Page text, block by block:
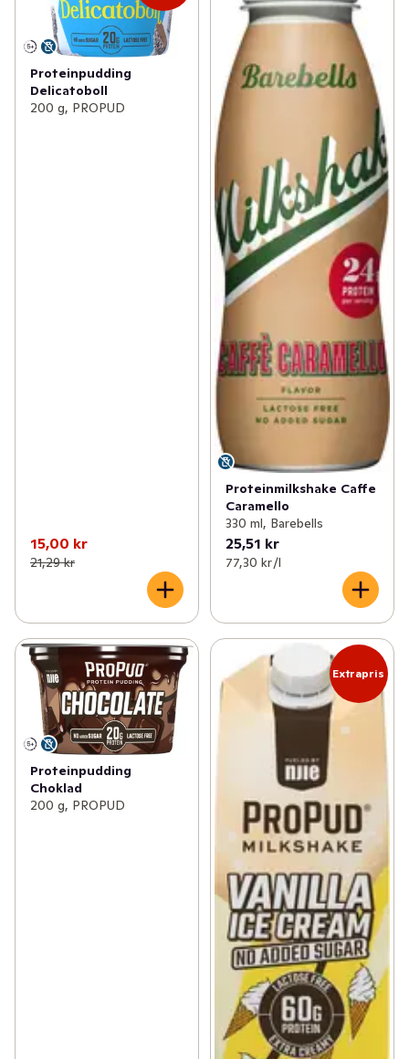
Proteinpudding
Delicatoboll
200 g, PROPUD
15,00 kr
21,29 kr
Proteinmilkshake Caffe
Caramello
330 ml, Barebells
25,51 kr
77,30 kr /l
Proteinpudding
Choklad
200 g, PROPUD
Extrapris